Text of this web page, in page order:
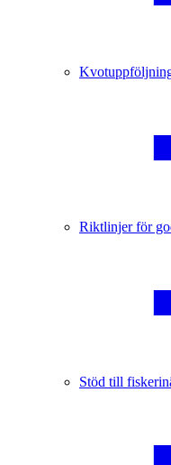
Riktlinjer för
Stöd till